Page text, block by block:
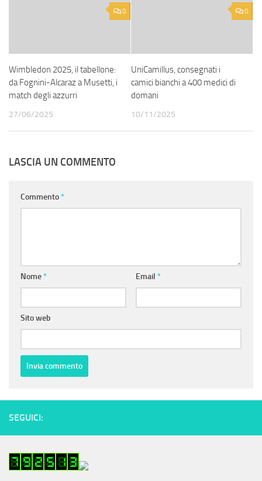
0
Wimbledon 2025, il tabellone:
da Fognini-Alcaraz a Musetti, i
match degli azzurri
27/06/2025
0
UniCamillus, consegnati i
camici bianchi a 400 medici di
domani
10/11/2025
LASCIA UN COMMENTO
Commento*
Nome* Email *
Sito web
SEGUICI: